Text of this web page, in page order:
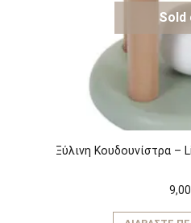
Sold
Ξύλινη Κουδουνίστρα –
9,00